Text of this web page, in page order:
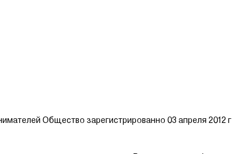
Общество зарегистрированно 03 апреля 2012 г